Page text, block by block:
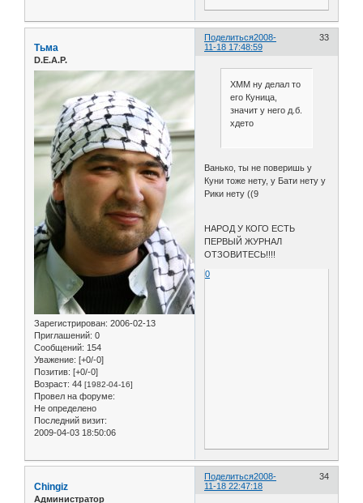
Поделиться 33
2008-
11-18 17:48:59
Тьма
D.E.A.P.
Зарегистрирован: 2006-02-13
Приглашений: 0
Сообщений: 154
Уважение: [+0/-0]
Позитив: [+0/-0]
Возраст: 44 [1982-04-16]
Провел на форуме:
Не определено
Последний визит:
2009-04-03 18:50:06
ХММ ну делал то
его Куница,
значит у него д.б.
хдето
Ванько, ты не поверишь у
Куни тоже нету, у Бати нету у
Рики нету ((9
НАРОД У КОГО ЕСТЬ
ПЕРВЫЙ ЖУРНАЛ
ОТЗОВИТЕСЬ!!!!
0
Поделиться 34
2008-
11-18 22:47:18
Chingiz
Администратор